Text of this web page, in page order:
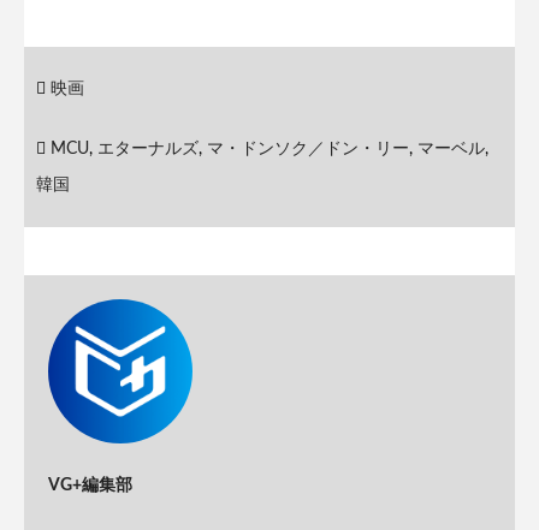
映画
MCU, エターナルズ, マ・ドンソク／ドン・リー, マーベル,
韓国
VG+編集部